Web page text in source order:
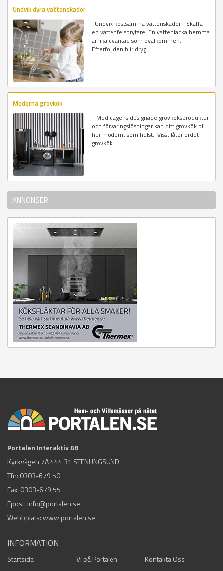
Undvik dyra vattenskador
Undvik kostsamma vattenskador - Skaffa
en vattenfelsbrytare! En vattenläcka hemma
är lika oväntad som ovälkommen.
Efterföljden blir dryg...
Moderna grovkök
Med dagens designade grovköksprodukter
och förvaringslösningar kan ditt grovkök bli
hur modernt som helst. Visst låter ordet
grovkök...
ANNONSER
Portalen Interaktiv AB
Kyrkvägen 7A 444 31 STENUNGSUND
Tfn: 0303-679 50
Fax: 0303-679 55
Epost: info@portalen.se
Webbplats: www.portalen.se
INFORMATION
Startsida Vi på Portalen
Kontakta Oss